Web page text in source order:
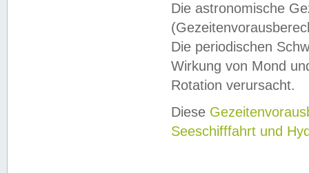
Die astronomische
Die periodischen
Wirkung von Mond
Rotation verursacht.
Diese
Seeschifffahrt und